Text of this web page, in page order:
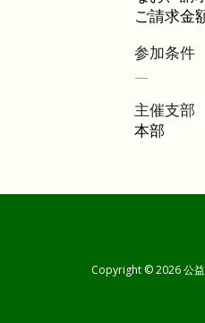
参加条件
—
主催支部
Copyright © 2026 公